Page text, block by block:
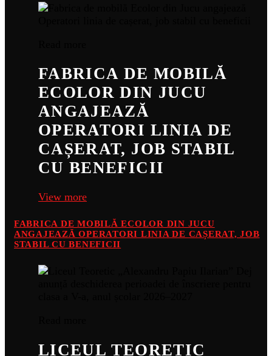
FABRICA DE MOBILĂ
ECOLOR DIN JUCU
ANGAJEAZĂ
OPERATORI LINIA DE
CAȘERAT, JOB STABIL
CU BENEFICII
View more
FABRICA DE MOBILĂ ECOLOR DIN JUCU
ANGAJEAZĂ OPERATORI LINIA DE CAȘERAT, JOB
STABIL CU BENEFICII
LICEUL TEORETIC